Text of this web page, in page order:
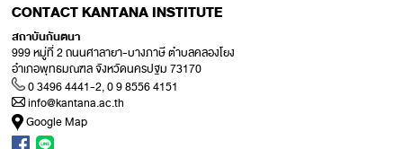
CONTACT KANTANA INSTITUTE
สถาบันกันตนา
999 หมู่ที่ 2 ถนนศาลายา-บางภาษี ตำบลคลองโยง
อำเภอพุทธมณฑล จังหวัดนครปฐม 73170
0 3496 4441-2, 0 9 8556 4151
info@kantana.ac.th
Google Map